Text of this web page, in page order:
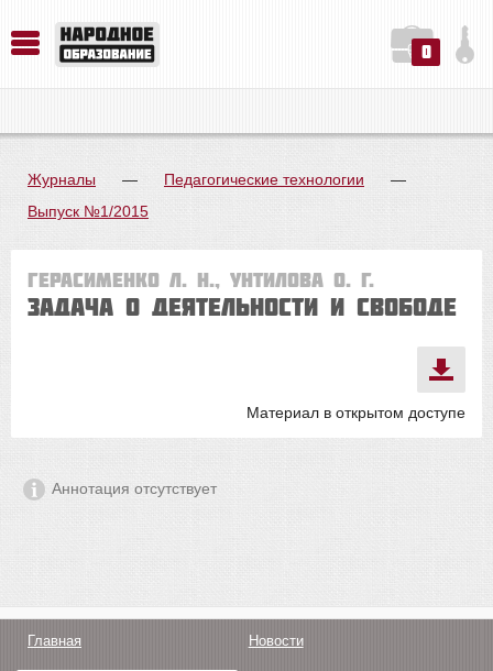
0
Журналы — Педагогические технологии
—
Выпуск №1/2015
Герасименко Л. Н., Унтилова О. Г.
Задача о деятельности и свободе
Материал в открытом доступе
Аннотация отсутствует
Главная Новости